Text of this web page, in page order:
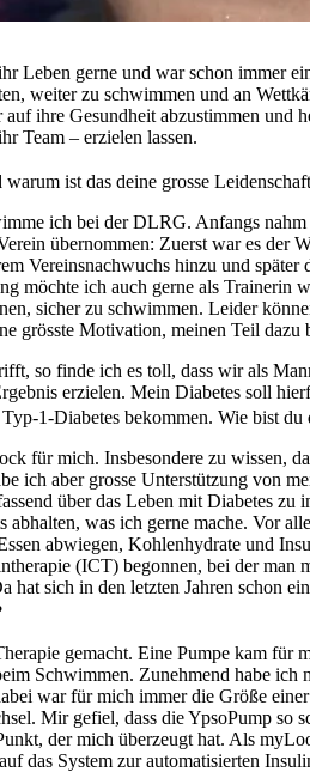
Leben gerne und war schon immer
weiter zu schwimmen und an
ihre Gesundheit abzustimmen und
Team – erzielen lassen.
ist das deine grosse
ich bei der DLRG. Anfangs
übernommen: Zuerst war es der
Vereinsnachwuchs hinzu und
möchte ich auch gerne als Trainerin
sicher zu schwimmen. Leider
grösste Motivation, meinen Teil dazu
so finde ich es toll, dass wir als
erzielen. Mein Diabetes soll
1-Diabetes bekommen. Wie bist du
für mich. Insbesondere zu wissen,
ich aber grosse Unterstützung von
über das Leben mit Diabetes
abhalten, was ich gerne mache. Vor
abwiegen, Kohlenhydrate und
(ICT) begonnen, bei der man
hat sich in den letzten Jahren schon
gemacht. Eine Pumpe kam
Schwimmen. Zunehmend habe ich
war für mich immer die Größe
Mir gefiel, dass die YpsoPump
der mich überzeugt hat. Als
das System zur automatisierten